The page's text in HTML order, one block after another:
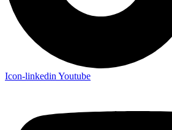
Icon-linkedin Youtube